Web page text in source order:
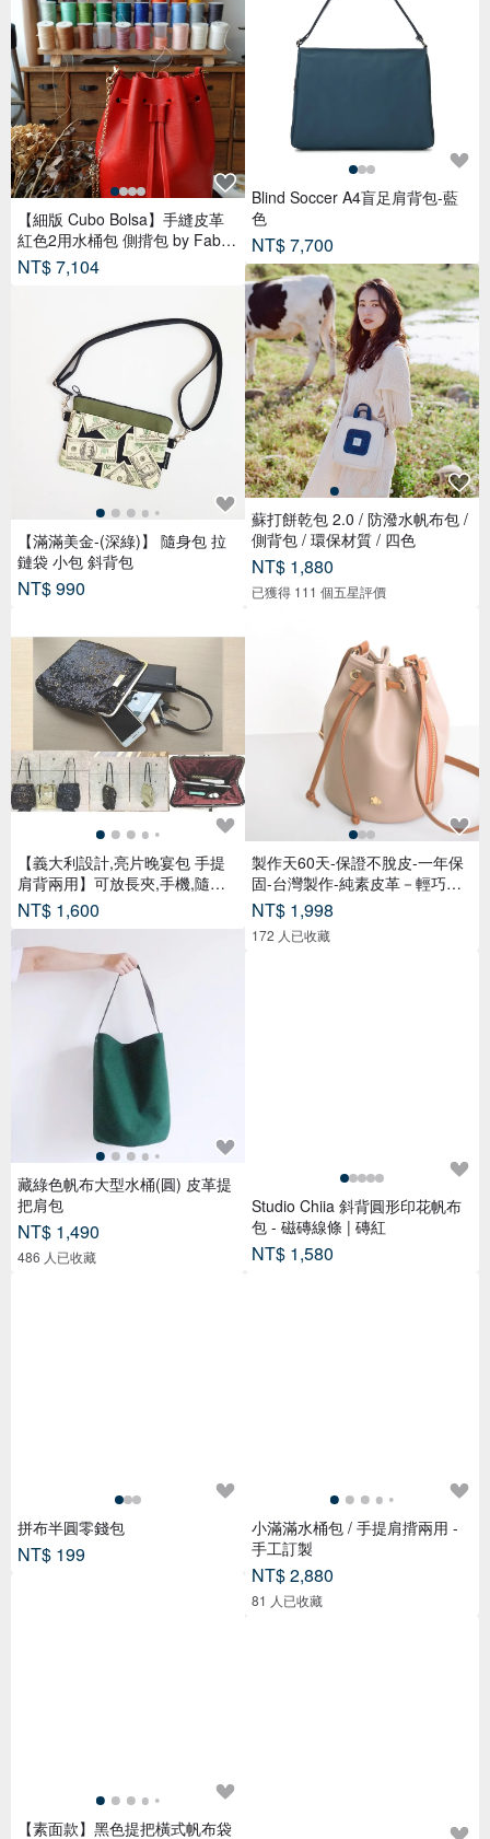
【細版 Cubo Bolsa】手縫皮革
紅色2用水桶包 側揹包 by Fabul
a
NT$ 7,104
【滿滿美金-(深綠)】 隨身包 拉
鏈袋 小包 斜背包
NT$ 990
【義大利設計,亮片晚宴包 手提
肩背兩用】可放長夾,手機,隨身
物品
NT$ 1,600
藏綠色帆布大型水桶(圓) 皮革提
把肩包
NT$ 1,490
486 人已收藏
拼布半圓零錢包
NT$ 199
【素面款】黑色提把橫式帆布袋
Blind Soccer A4盲足肩背包-藍
色
NT$ 7,700
蘇打餅乾包 2.0 / 防潑水帆布包 /
側背包 / 環保材質 / 四色
NT$ 1,880
已獲得 111 個五星評價
製作天60天-保證不脫皮-一年保
固-台灣製作-純素皮革－輕巧水
桶包
NT$ 1,998
172 人已收藏
Studio Chiia 斜背圓形印花帆布
包 - 磁磚線條 | 磚紅
NT$ 1,580
小滿滿水桶包 / 手提肩揹兩用 -
手工訂製
NT$ 2,880
81 人已收藏